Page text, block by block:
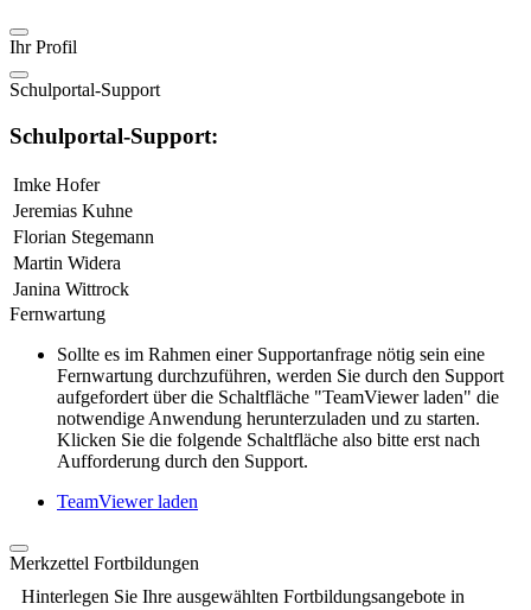
Ihr Profil
Schulportal-Support
Schulportal-Support:
Imke Hofer
Jeremias Kuhne
Florian Stegemann
Martin Widera
Janina Wittrock
Fernwartung
Sollte es im Rahmen einer Supportanfrage nötig sein eine
Fernwartung durchzuführen, werden Sie durch den Support
aufgefordert über die Schaltfläche "TeamViewer laden" die
notwendige Anwendung herunterzuladen und zu starten.
Klicken Sie die folgende Schaltfläche also bitte erst nach
Aufforderung durch den Support.
TeamViewer laden
Merkzettel Fortbildungen
Hinterlegen Sie Ihre ausgewählten Fortbildungsangebote in